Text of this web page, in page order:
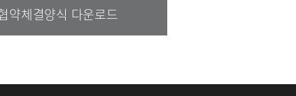
약체결양식 다운로드